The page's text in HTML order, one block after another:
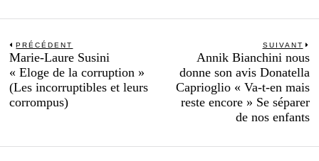
Navigation
de
l’article
PRÉCÉDENT
Previous
post:
Marie-Laure Susini
« Eloge de la corruption »
(Les incorruptibles et leurs
corrompus)
SUIVANT
Annik Bianchini nous
donne son avis Donatella
Caprioglio « Va-t-en mais
reste encore » Se séparer
de nos enfants